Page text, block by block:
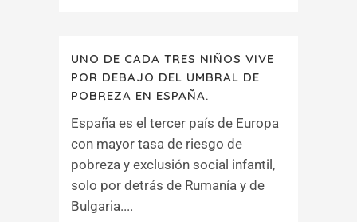
UNO DE CADA TRES NIÑOS VIVE
POR DEBAJO DEL UMBRAL DE
POBREZA EN ESPAÑA.
España es el tercer país de Europa
con mayor tasa de riesgo de
pobreza y exclusión social infantil,
solo por detrás de Rumanía y de
Bulgaria....